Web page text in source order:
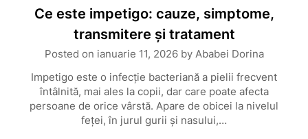
Ce este impetigo: cauze, simptome,
transmitere și tratament
Posted on ianuarie 11, 2026by Ababei Dorina
Impetigo este o infecție bacteriană a pielii frecvent
întâlnită, mai ales la copii, dar care poate afecta
persoane de orice vârstă. Apare de obicei la nivelul
feței, în jurul gurii și nasului,…